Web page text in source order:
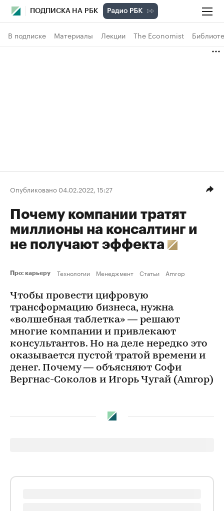
ПОДПИСКА НА РБК
В подписке Материалы Лекции The Economist
Опубликовано 04.02.2022, 15:27
Почему компании тратят
миллионы на консалтинг и
не получают эффекта
Про: карьеру Технологии Менеджмент Статьи Amrop
Чтобы провести цифровую
трансформацию бизнеса, нужна
«волшебная таблетка» — решают
многие компании и привлекают
консультантов. Но на деле нередко это
оказывается пустой тратой времени и
денег. Почему — объясняют Софи
Вергнас-Соколов и Игорь Чугай (Amrop)